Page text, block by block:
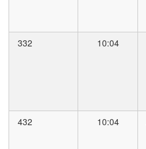
332 10:04
432 10:04